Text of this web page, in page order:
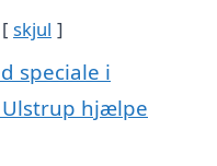
skjul
speciale i
hjælpe